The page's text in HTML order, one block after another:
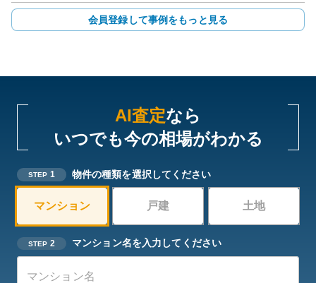
会員登録して事例をもっと見る
AI査定なら
いつでも今の相場がわかる
STEP 1 物件の種類を選択してください
マンション 戸建 土地
STEP 2 マンション名を入力してください